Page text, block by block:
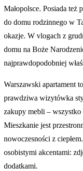
Małopolsce. Posiada też
do domu rodzinnego w
okazje. W vlogach z
domu na Boże
najprawdopodobniej
Warszawski apartament
prawdziwa wizytówka
zakupy mebli – wszystko
Mieszkanie jest
nowoczesności z
osobistymi akcentami:
dodatkami.